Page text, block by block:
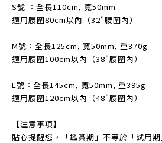
S號 ：全長110cm, 寬50mm
適用腰圍80cm以內（32"腰圍內）
M號：全長125cm, 寬50mm, 重370g
適用腰圍100cm以內（38"腰圍內）
L號：全長145cm, 寬50mm, 重395g
適用腰圍120cm以內（48"腰圍內）
【注意事項】
貼心提醒您，「鑑賞期」不等於「試用